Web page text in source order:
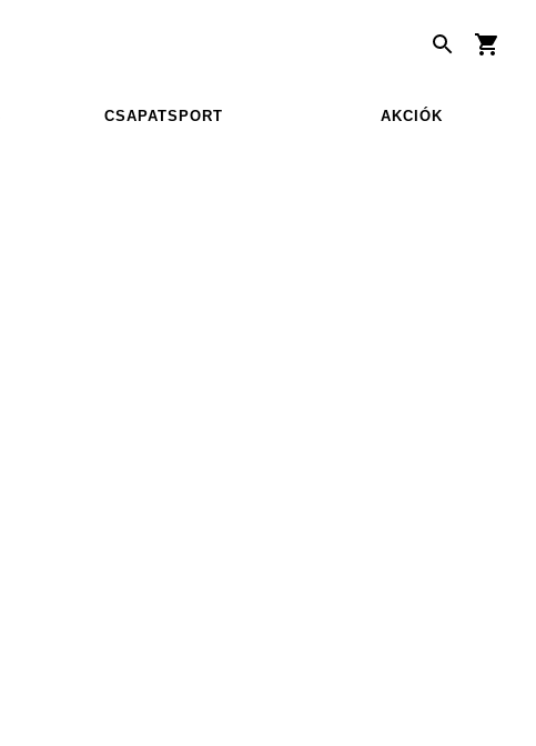
CSAPATSPORT AKCIÓK